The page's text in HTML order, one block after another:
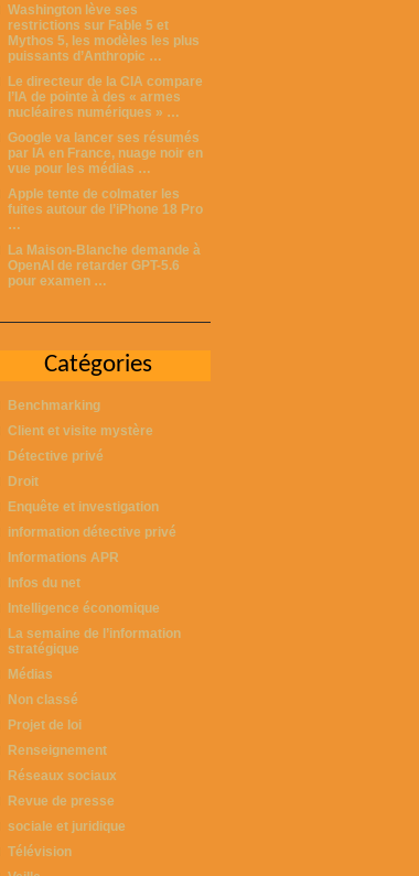
Washington lève ses
restrictions sur Fable 5 et
Mythos 5, les modèles les plus
puissants d’Anthropic …
Le directeur de la CIA compare
l’IA de pointe à des « armes
nucléaires numériques » …
Google va lancer ses résumés
par IA en France, nuage noir en
vue pour les médias …
Apple tente de colmater les
fuites autour de l’iPhone 18 Pro
…
La Maison-Blanche demande à
OpenAI de retarder GPT-5.6
pour examen …
Catégories
Benchmarking
Client et visite mystère
Détective privé
Droit
Enquête et investigation
information détective privé
Informations APR
Infos du net
Intelligence économique
La semaine de l’information
stratégique
Médias
Non classé
Projet de loi
Renseignement
Réseaux sociaux
Revue de presse
sociale et juridique
Télévision